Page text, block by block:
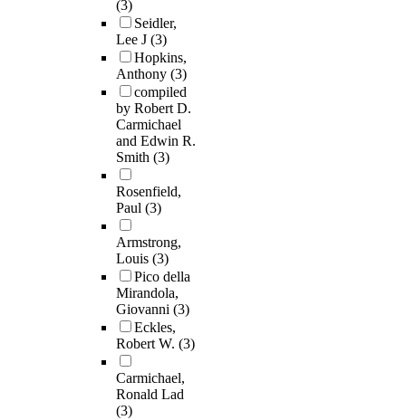
(3)
Seidler,
Lee J (3)
Hopkins,
Anthony (3)
compiled
by Robert D.
Carmichael
and Edwin R.
Smith (3)
Rosenfield,
Paul (3)
Armstrong,
Louis (3)
Pico della
Mirandola,
Giovanni (3)
Eckles,
Robert W. (3)
Carmichael,
Ronald Lad
(3)